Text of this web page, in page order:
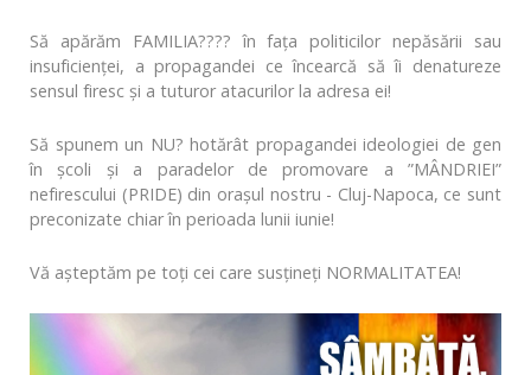
Să apărăm FAMILIA?‍?‍?‍? în fața politicilor nepăsării sau
insuficienței, a propagandei ce încearcă să îi denatureze
sensul firesc și a tuturor atacurilor la adresa ei!
Să spunem un NU? hotărât propagandei ideologiei de gen
în şcoli şi a paradelor de promovare a ”MÂNDRIEI”
nefirescului (PRIDE) din oraşul nostru - Cluj-Napoca, ce sunt
preconizate chiar în perioada lunii iunie!
Vă aşteptăm pe toţi cei care susţineţi NORMALITATEA!